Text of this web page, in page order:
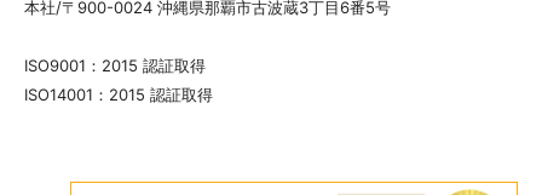
本社/〒900-0024 沖縄県那覇市古波蔵3丁目6番5号
ISO9001：2015 認証取得
ISO14001：2015 認証取得